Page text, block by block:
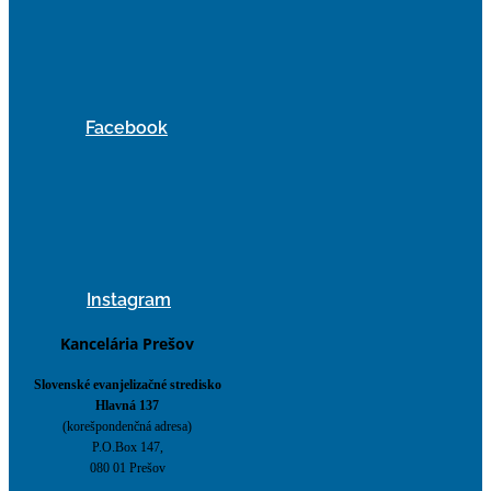
Facebook
Instagram
Kancelária Prešov
Slovenské evanjelizačné stredisko
Hlavná 137
(korešpondenčná adresa)
P.O.Box 147,
080 01 Prešov